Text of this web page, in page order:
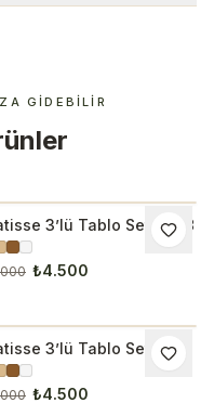
GIDEBILIR
İNDIRIM3’lü Tablo Seti 3218
₺4.500
İNDIRIM3’lü Tablo Seti
₺4.500